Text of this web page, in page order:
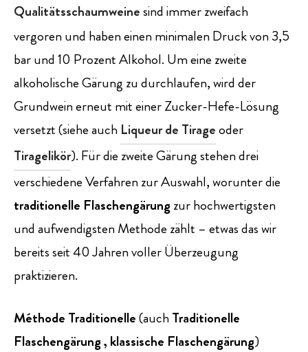
Qualitätsschaum­weinesind immer zweifach
vergoren und haben einen minimalen Druck von 3,5
bar und 10 Prozent Alkohol. Um eine zweite
alkoholische Gärung zu durchlaufen, wird der
Grundwein erneut mit einer Zucker-Hefe-Lösung
versetzt (siehe auch Liqueur de Tirageoder
Tiragelikör). Für die zweite Gärung stehen drei
verschiedene Verfahren zur Auswahl, worunter die
traditionelle Flaschengärungzur hochwertigsten
und aufwendigsten Methode zählt – etwas das wir
bereits seit 40 Jahren voller Überzeugung
praktizieren.
Méthode Traditionelle(auchTraditionelle
Flaschengärung , klassische Flaschengärung)